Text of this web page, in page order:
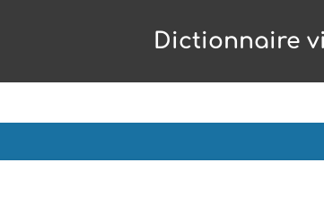
Dictionnaire